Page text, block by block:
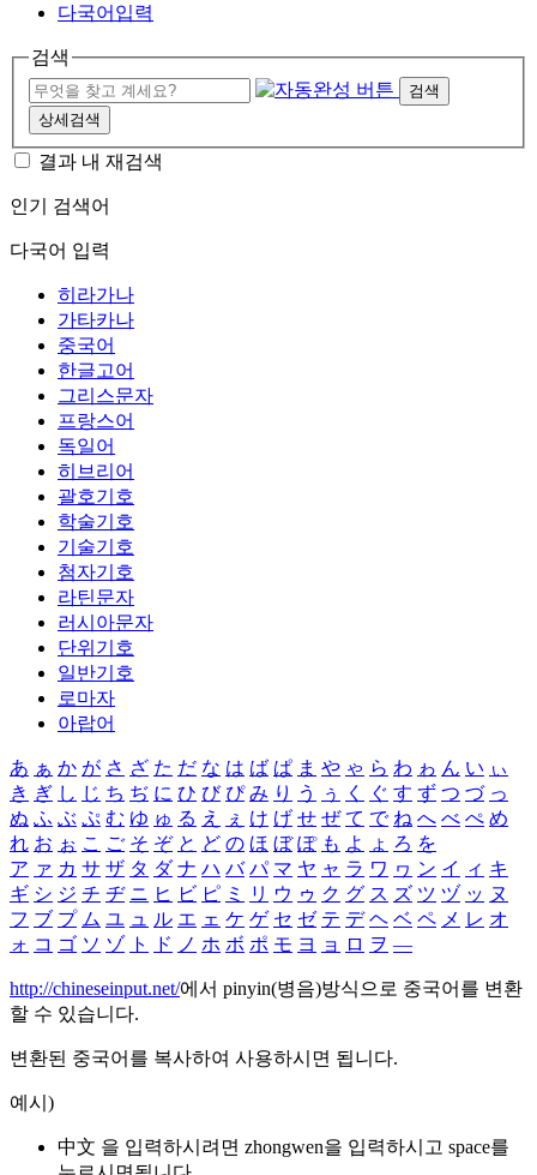
다국어입력
검색
검색
상세검색
결과 내 재검색
인기 검색어
다국어 입력
히라가나
가타카나
중국어
한글고어
그리스문자
프랑스어
독일어
히브리어
괄호기호
학술기호
기술기호
첨자기호
라틴문자
러시아문자
단위기호
일반기호
로마자
아랍어
あ ぁ か が さ ざ た だ な は ば ぱ ま や ゃ ら わ ゎ ん い ぃ
き ぎ し じ ち ぢ に ひ び ぴ み り う ぅ く ぐ す ず つ づ っ
ぬ ふ ぶ ぷ む ゆ ゅ る え ぇ け げ せ ぜ て で ね へ べ ぺ め
れ お ぉ こ ご そ ぞ と ど の ほ ぼ ぽ も よ ょ ろ を
ア ァ カ サ ザ タ ダ ナ ハ バ パ マ ヤ ャ ラ ワ ヮ ン イ ィ キ
ギ シ ジ チ ヂ ニ ヒ ビ ピ ミ リ ウ ゥ ク グ ス ズ ツ ヅ ッ ヌ
フ ブ プ ム ユ ュ ル エ ェ ケ ゲ セ ゼ テ デ ヘ ベ ペ メ レ オ
ォ コ ゴ ソ ゾ ト ド ノ ホ ボ ポ モ ヨ ョ ロ ヲ ―
http://chineseinput.net/에서 pinyin(병음)방식으로 중국어를 변환
할 수 있습니다.
변환된 중국어를 복사하여 사용하시면 됩니다.
예시)
中文 을 입력하시려면 zhongwen을 입력하시고 space를